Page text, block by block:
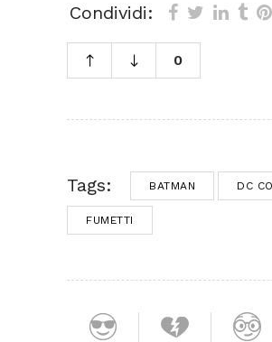
Condividi:
0
Tags: BATMAN DC
FUMETTI